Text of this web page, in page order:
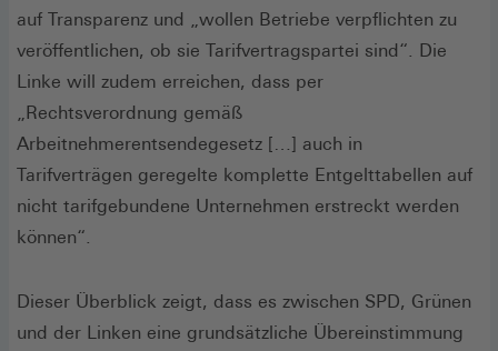
auf Transparenz und „wollen Betriebe verpflichten zu
veröffentlichen, ob sie Tarifvertragspartei sind“. Die
Linke will zudem erreichen, dass per
„Rechtsverordnung gemäß
Arbeitnehmerentsendegesetz […] auch in
Tarifverträgen geregelte komplette Entgelttabellen auf
nicht tarifgebundene Unternehmen erstreckt werden
können“.
Dieser Überblick zeigt, dass es zwischen SPD, Grünen
und der Linken eine grundsätzliche Übereinstimmung